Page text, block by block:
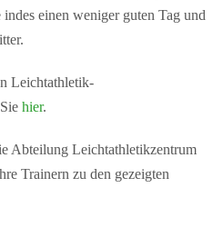
einen weniger guten Tag und
Leichtathletik-
hier.
Abteilung Leichtathletikzentrum
Trainern zu den gezeigten